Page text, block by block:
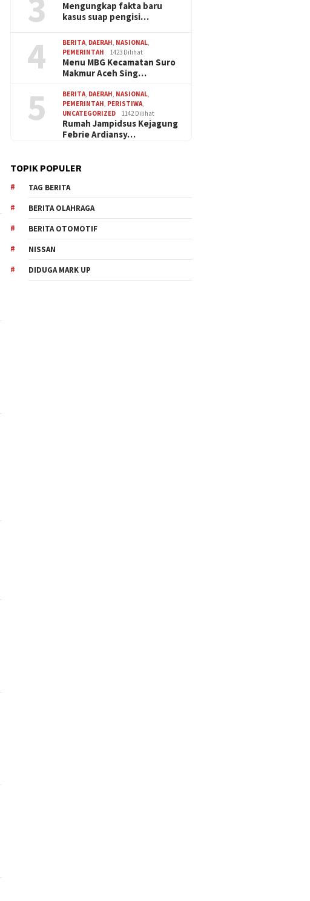
Tarik Disorot, Transparansi
dan Dugaan Persoalan Sewa
Lahan Dipertanyakan
515 Narapidana Lapas
Remisi, 12 Siap Kembali ke
Tengah Masyarakat
Mengungkap fakta baru
kasus suap pengisi…
4 BERITA DAERAH NASIONAL
PEMERINTAH
1423 Dilihat
Menu MBG Kecamatan Suro
Makmur Aceh Sing…
5 BERITA DAERAH NASIONAL
PEMERINTAH PERISTIWA
UNCATEGORIZED
1142 Dilihat
Rumah Jampidsus Kejagung
Febrie Ardiansy…
TOPIK POPULER
TAG BERITA
BERITA OLAHRAGA
BERITA OTOMOTIF
NISSAN
DIDUGA MARK UP